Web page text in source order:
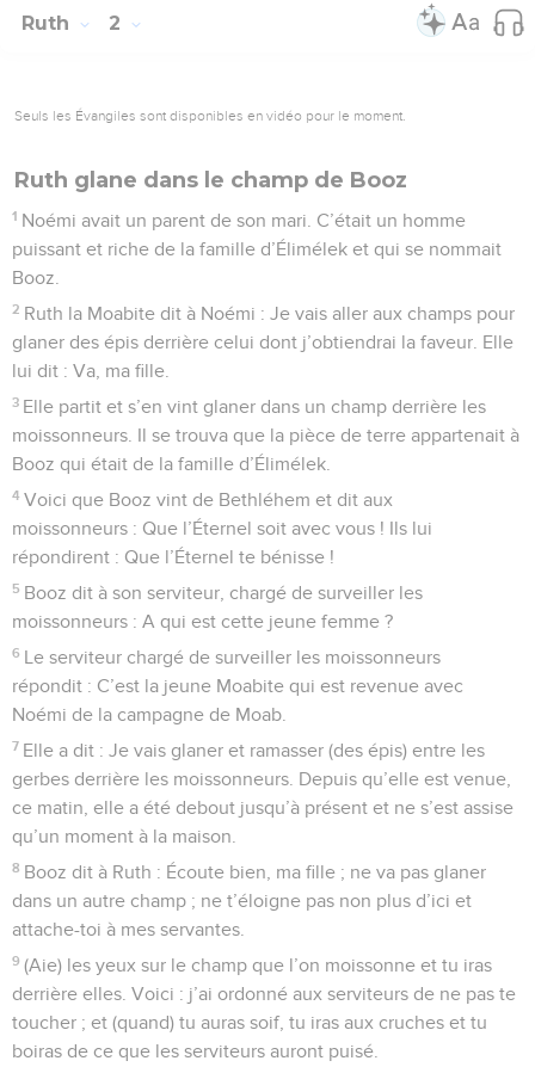
Ruth 2
Seuls les Évangiles sont disponibles en vidéo pour le moment.
Ruth glane dans le champ de Booz
1 Noémi avait un parent de son mari. C’était un homme
puissant et riche de la famille d’Élimélek et qui se nommait
Booz.
2 Ruth la Moabite dit à Noémi : Je vais aller aux champs pour
glaner des épis derrière celui dont j’obtiendrai la faveur. Elle
lui dit : Va, ma fille.
3 Elle partit et s’en vint glaner dans un champ derrière les
moissonneurs. Il se trouva que la pièce de terre appartenait à
Booz qui était de la famille d’Élimélek.
4 Voici que Booz vint de Bethléhem et dit aux
moissonneurs : Que l’Éternel soit avec vous ! Ils lui
répondirent : Que l’Éternel te bénisse !
5 Booz dit à son serviteur, chargé de surveiller les
moissonneurs : A qui est cette jeune femme ?
6 Le serviteur chargé de surveiller les moissonneurs
répondit : C’est la jeune Moabite qui est revenue avec
Noémi de la campagne de Moab.
7 Elle a dit : Je vais glaner et ramasser (des épis) entre les
gerbes derrière les moissonneurs. Depuis qu’elle est venue,
ce matin, elle a été debout jusqu’à présent et ne s’est assise
qu’un moment à la maison.
8 Booz dit à Ruth : Écoute bien, ma fille ; ne va pas glaner
dans un autre champ ; ne t’éloigne pas non plus d’ici et
attache-toi à mes servantes.
9 (Aie) les yeux sur le champ que l’on moissonne et tu iras
derrière elles. Voici : j’ai ordonné aux serviteurs de ne pas te
toucher ; et (quand) tu auras soif, tu iras aux cruches et tu
boiras de ce que les serviteurs auront puisé.